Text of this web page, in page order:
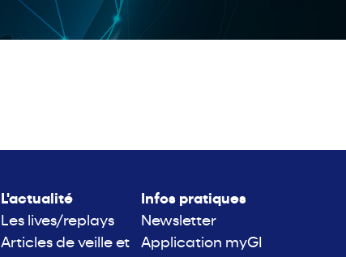
L'actualité
Les lives/replays
Articles de veille et
Infos pratiques
Newsletter
Application myGI